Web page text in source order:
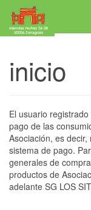
inicio
El usuario
pago de las
Asociación, es
sistema de pago.
generales de
productos de
adelante SG LOS